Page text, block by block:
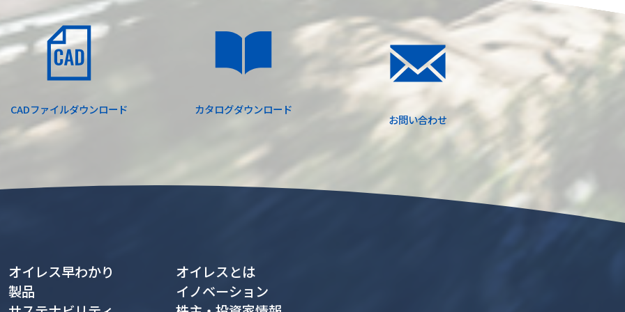
CADファイルダウンロード カタログダウンロード
お問い合わせ
オイレス早わかり
オイレスとは
製品
イノベーション